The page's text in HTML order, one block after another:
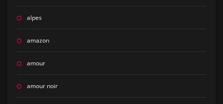
alpes
amazon
amour
amour noir